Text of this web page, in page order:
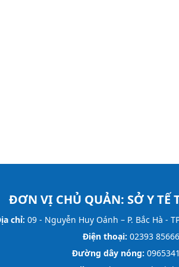
ĐƠN VỊ CHỦ QUẢN: SỞ Y TẾ
chỉ: 09 - Nguyễn Huy Oánh – P. Bắc Hà -
Điện thoại: 02393
Đường dây nóng: